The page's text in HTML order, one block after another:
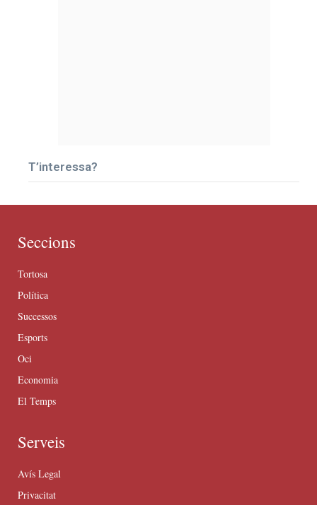
T’interessa?
Seccions
Tortosa
Política
Successos
Esports
Oci
Economia
El Temps
Serveis
Avís Legal
Privacitat